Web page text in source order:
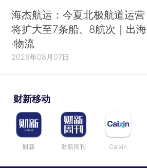
海杰航运：今夏北极航道运营
将扩大至7条船、8航次｜出海
·物流
2026年08月07日
财新移动
财新 财新周刊 Caixin